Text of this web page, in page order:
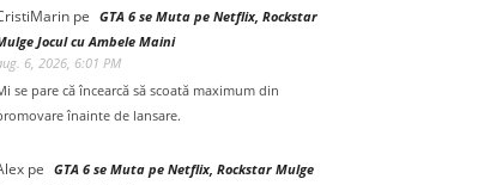
pe GTA 6 se Muta pe Netflix, Rockstar
Jocul cu Ambele Maini
6, 2026, 6:01 PM
se pare că încearcă să scoată maximum din
înainte de lansare.
pe GTA 6 se Muta pe Netflix, Rockstar Mulge